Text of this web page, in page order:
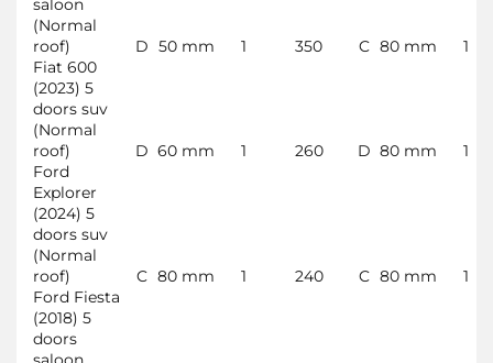
saloon
(Normal
roof)
D 50 mm 1 350 C 80 mm
1
Fiat 600
(2023) 5
doors suv
(Normal
roof)
D 60 mm 1 260 D 80 mm
1
Ford
Explorer
(2024) 5
doors suv
(Normal
roof)
C 80 mm 1 240 C 80 mm
1
Ford Fiesta
(2018) 5
doors